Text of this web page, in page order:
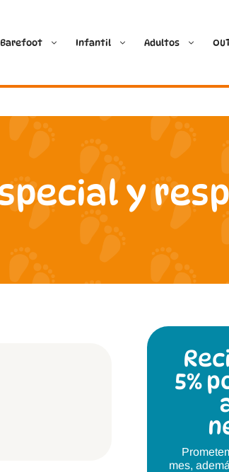
Barefoot
Break and Walk
Step
Cóndor
Conguitos
Deditos
FlexiNens
Magical Shoes
Infantil Adultos
y
5%
mes,